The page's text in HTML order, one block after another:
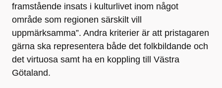
framstående insats i kulturlivet inom något
område som regionen särskilt vill
uppmärksamma”. Andra kriterier är att pristagaren
gärna ska representera både det folkbildande och
det virtuosa samt ha en koppling till Västra
Götaland.